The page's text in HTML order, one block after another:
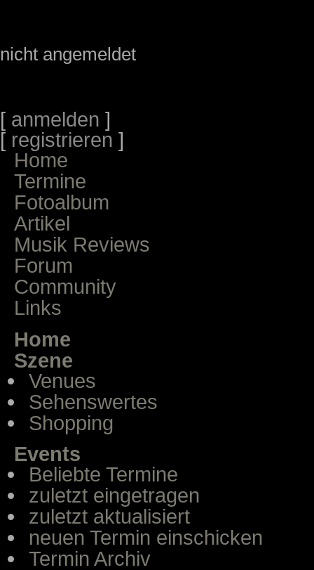
nicht angemeldet
[ anmelden ]
[ registrieren ]
Home
Termine
Fotoalbum
Artikel
Musik Reviews
Forum
Community
Links
Home
Szene
Venues
Sehenswertes
Shopping
Events
Beliebte Termine
zuletzt eingetragen
zuletzt aktualisiert
neuen Termin einschicken
Termin Archiv